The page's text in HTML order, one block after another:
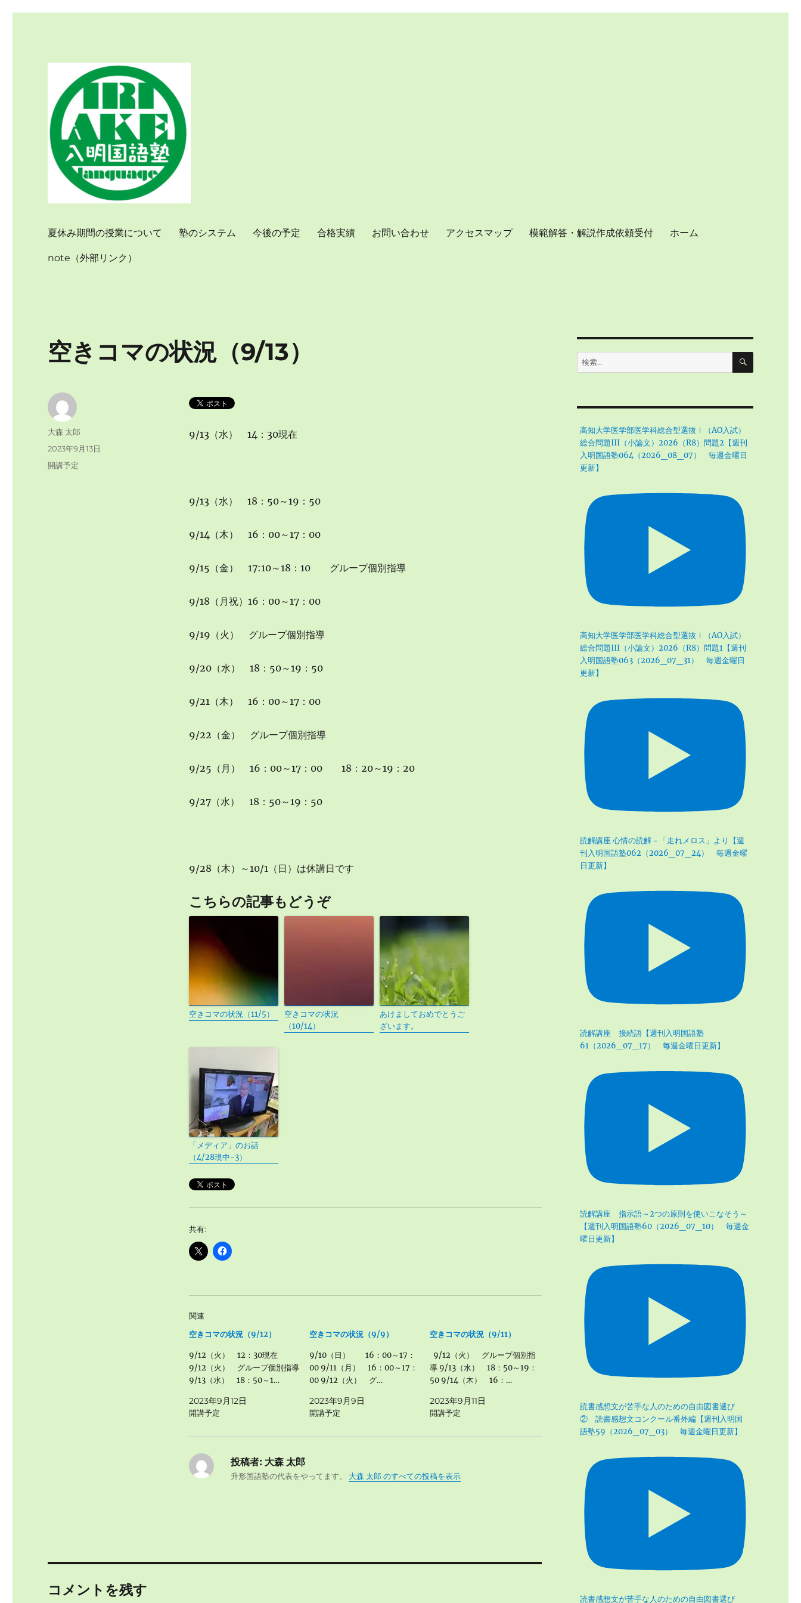
夏休み期間の授業について 塾のシステム 今後の予定 合格実績 お問い合わせ アクセスマップ 模範解答・解説作成依頼受付 ホーム
note（外部リンク）
空きコマの状況（9/13）
9/13（水） 14：30現在
9/13（水） 18：50～19：50
9/14（木） 16：00～17：00
9/15（金） 17:10～18：10 グループ個別指導
9/18（月祝）16：00～17：00
9/19（火） グループ個別指導
9/20（水） 18：50～19：50
9/21（木） 16：00～17：00
9/22（金） グループ個別指導
9/25（月） 16：00～17：00 18：20～19：20
9/27（水） 18：50～19：50
9/28（木）～10/1（日）は休講日です
こちらの記事もどうぞ
空きコマの状況（11/5）
空きコマの状況
（10/14）
あけましておめでとうご
ざいます。
「メディア」のお話
（4/28現中-3）
共有:
関連
空きコマの状況（9/12）
9/12（火） 12：30現在
9/12（火） グループ個別指導
9/13（水） 18：50～1…
2023年9月12日
開講予定
空きコマの状況（9/9）
9/10（日） 16：00～17：
00 9/11（月） 16：00～17：
00 9/12（火） グ…
2023年9月9日
開講予定
空きコマの状況（9/11）
9/12（火） グループ個別指
導 9/13（水） 18：50～19：
50 9/14（木） 16：…
2023年9月11日
開講予定
投稿者:大森 太郎
升形国語塾の代表をやってます。 大森 太郎 のすべての投稿を表示
投
大森 太郎
投
稿
2023年9月13日
カ
開講予定
コメントを残す
検
索:
検
高知大学医学部医学科総合型選抜Ⅰ（AO入試）
総合問題III（小論文）2026（R8）問題2【週刊
入明国語塾064（2026_08_07） 毎週金曜日
更新】
高知大学医学部医学科総合型選抜Ⅰ（AO入試）
総合問題III（小論文）2026（R8）問題1【週刊
入明国語塾063（2026_07_31） 毎週金曜日
更新】
読解講座 心情の読解－「走れメロス」より【週
刊入明国語塾062（2026_07_24） 毎週金曜
日更新】
読解講座 接続語【週刊入明国語塾
61（2026_07_17） 毎週金曜日更新】
読解講座 指示語～2つの原則を使いこなそう～
【週刊入明国語塾60（2026_07_10） 毎週金
曜日更新】
読書感想文が苦手な人のための自由図書選び
② 読書感想文コンクール番外編【週刊入明国
語塾59（2026_07_03） 毎週金曜日更新】
読書感想文が苦手な人のための自由図書選び